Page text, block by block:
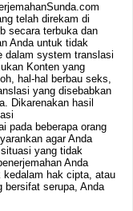
telah direkam di
secara terbuka dan
Anda untuk tidak
dalam system translasi
Konten yang
hal-hal berbau seks,
yang disebabkan
Dikarenakan hasil
pada beberapa orang
agar Anda
yang tidak
Anda
kedalam hak cipta, atau
bersifat serupa, Anda